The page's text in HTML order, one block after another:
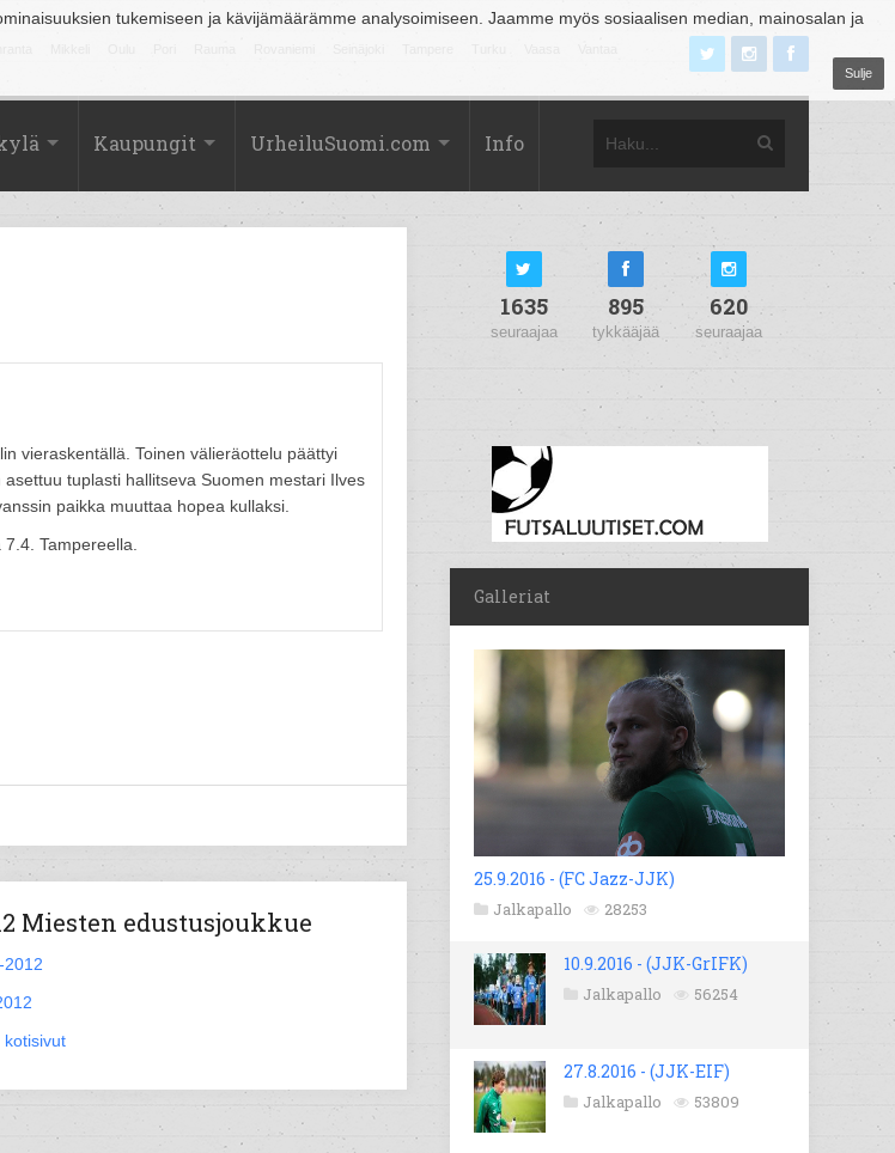
tukemiseen ja kävijämäärämme analysoimiseen. Jaamme myös sosiaalisen median, mainosalan ja
Sulje
Kaupungit UrheiluSuomi.com Info
vieraskentällä. Toinen välieräottelu päättyi
tuplasti hallitseva Suomen mestari Ilves
paikka muuttaa hopea kullaksi.
Tampereella.
Miesten edustusjoukkue
2012
kotisivut
1635
seuraajaa
895
tykkääjää
620
seuraajaa
Galleriat
25.9.2016 - (FC Jazz-JJK)
Jalkapallo 28253
10.9.2016 - (JJK-GrIFK)
Jalkapallo 56254
27.8.2016 - (JJK-EIF)
Jalkapallo 53809